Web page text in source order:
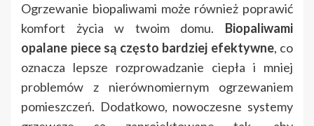
Ogrzewanie biopaliwami może również poprawić
komfort życia w twoim domu. Biopaliwami
opalane piece są często bardziej efektywne, co
oznacza lepsze rozprowadzanie ciepła i mniej
problemów z nierównomiernym ogrzewaniem
pomieszczeń. Dodatkowo, nowoczesne systemy